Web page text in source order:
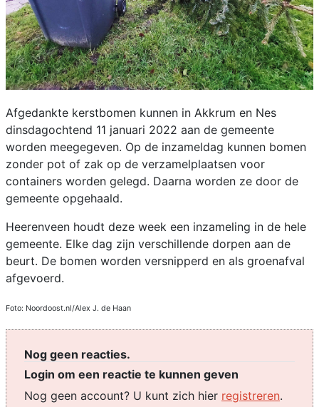
Afgedankte kerstbomen kunnen in Akkrum en Nes
dinsdagochtend 11 januari 2022 aan de gemeente
worden meegegeven. Op de inzameldag kunnen bomen
zonder pot of zak op de verzamelplaatsen voor
containers worden gelegd. Daarna worden ze door de
gemeente opgehaald.
Heerenveen houdt deze week een inzameling in de hele
gemeente. Elke dag zijn verschillende dorpen aan de
beurt. De bomen worden versnipperd en als groenafval
afgevoerd.
Foto: Noordoost.nl/Alex J. de Haan
Nog geen reacties.
Login om een reactie te kunnen geven
Nog geen account? U kunt zich hier registreren.